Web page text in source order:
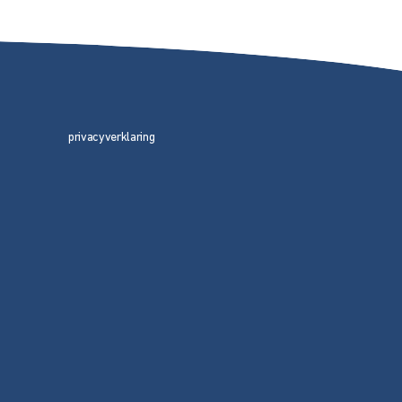
privacyverklaring